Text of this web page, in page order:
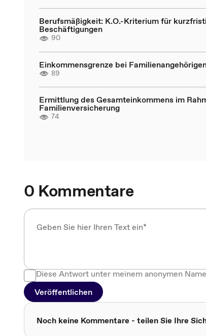
Berufsmäßigkeit: K.O.-Kriterium für
Beschäftigungen
90
Einkommensgrenze bei
89
Ermittlung des Gesamteinkommens im
Familienversicherung
74
0 Kommentare
Diese Antwort unter meinem anonymen
Veröffentlichen
Noch keine Kommentare - teilen Sie Ihre